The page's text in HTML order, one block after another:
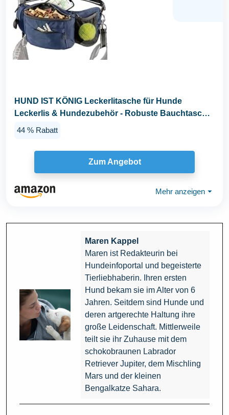
HUND IST KÖNIG Leckerlitasche für Hunde
Leckerlis & Hundezubehör - Robuste Bauchtasche
Hund...
44 % Rabatt
Zum Angebot
Mehr anzeigen ⏷
Maren Kappel
Maren ist Redakteurin bei
Hundeinfoportal und begeisterte
Tierliebhaberin. Ihren ersten
Hund bekam sie im Alter von 6
Jahren. Seitdem sind Hunde und
deren artgerechte Haltung ihre
große Leidenschaft. Mittlerweile
teilt sie ihr Zuhause mit dem
schokobraunen Labrador
Retriever Jupiter, dem Mischling
Mars und der kleinen
Bengalkatze Sahara.